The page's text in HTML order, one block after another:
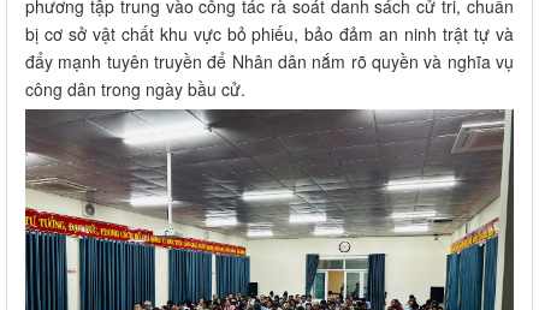
phương tập trung vào công tác rà soát danh sách cử tri, chuẩn
bị cơ sở vật chất khu vực bỏ phiếu, bảo đảm an ninh trật tự và
đẩy mạnh tuyên truyền để Nhân dân nắm rõ quyền và nghĩa vụ
công dân trong ngày bầu cử.